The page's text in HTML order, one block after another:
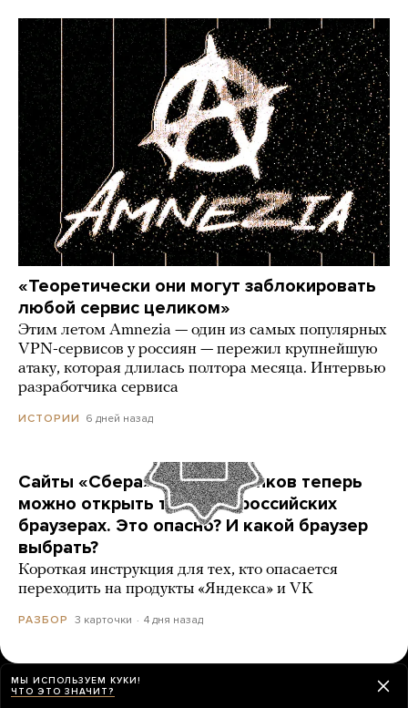
«Теоретически они могут заблокировать
любой сервис целиком»
Этим летом Amnezia — один из самых популярных
VPN-сервисов у россиян — пережил крупнейшую
атаку, которая длилась полтора месяца. Интервью
разработчика сервиса
ИСТОРИИ 6 дней назад
Сайты «Сбера» и других банков теперь
можно открыть только в российских
браузерах. Это опасно? И какой браузер
выбрать?
Короткая инструкция для тех, кто опасается
переходить на продукты «Яндекса» и VK
РАЗБОР 3 карточки 4 дня назад
МЫ ИСПОЛЬЗУЕМ КУКИ!
ЧТО ЭТО ЗНАЧИТ?